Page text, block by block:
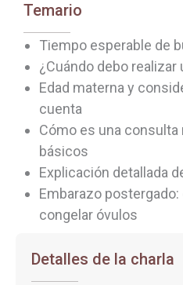
Temario
Tiempo esperable de
¿Cuándo debo realizar
Edad materna y
cuenta
Cómo es una
básicos
Explicación detallada
Embarazo
congelar óvulos
Detalles de la charla